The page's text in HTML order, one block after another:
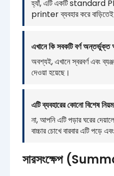
হ্যাঁ, এটি একটি standard
printer ব্যবহার করে
এখানে কি সবকটি বর্ণ
অবশ্যই, এখানে স্বরবর্ণ এবং
দেওয়া হয়েছে।
এটি ব্যবহারের কোনো বিশেষ
না, আপনি এটি পড়ার ঘরের
বাচ্চার চোখে বারবার এটি পড়ে
সারসংক্ষেপ